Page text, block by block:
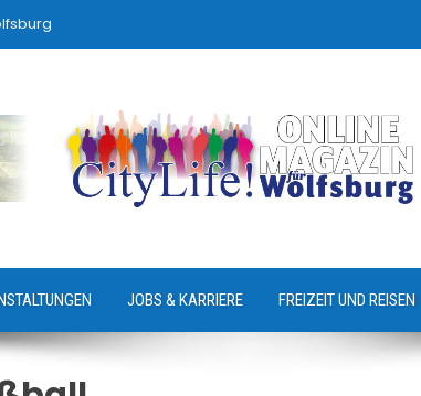
JOBS & KARRIERE FREIZEIT UND REISEN